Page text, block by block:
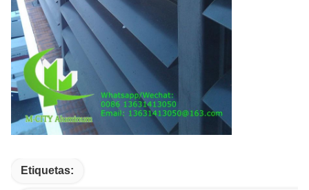
Etiquetas: